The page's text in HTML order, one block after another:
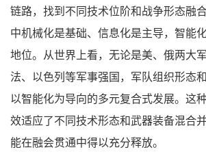
链路，找到不同技术位阶和战争形态融
中机械化是基础、信息化是主导，智能
地位。从世界上看，无论是美、俄两大
法、以色列等军事强国，军队组织形态
以智能化为导向的多元复合式发展。这
效适应了不同技术形态和武器装备混合
能在融会贯通中得以充分释放。